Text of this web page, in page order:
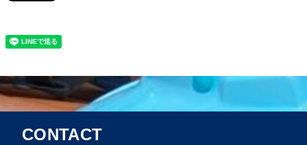
CONTACT